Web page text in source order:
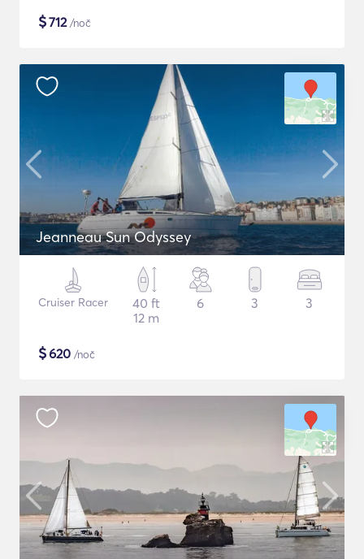
$712/noč
Jeanneau Sun Odyssey
Cruiser Racer
40 ft
12 m
6 3 3
$620 /noč